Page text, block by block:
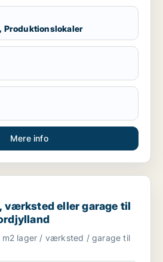
Produktionslokaler
Mere info
eller garage til salg i Region
værksted eller garage til
lager / værksted / garage til